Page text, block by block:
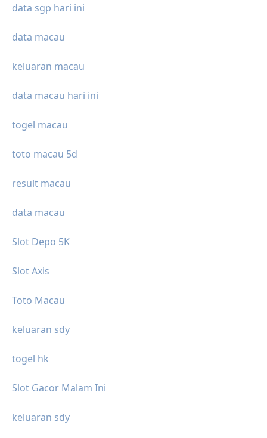
data sgp hari ini
data macau
keluaran macau
data macau hari ini
togel macau
toto macau 5d
result macau
data macau
Slot Depo 5K
Slot Axis
Toto Macau
keluaran sdy
togel hk
Slot Gacor Malam Ini
keluaran sdy